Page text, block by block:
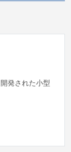
発された小型